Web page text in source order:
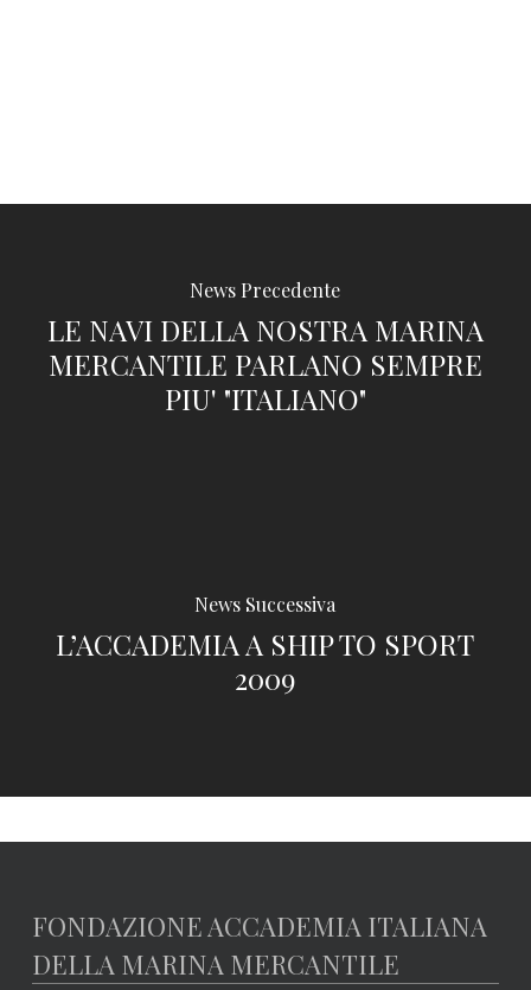
News Precedente
LE NAVI DELLA NOSTRA MARINA
MERCANTILE PARLANO SEMPRE
PIU' "ITALIANO"
News Successiva
L’ACCADEMIA A SHIP TO SPORT
2009
FONDAZIONE ACCADEMIA ITALIANA
DELLA MARINA MERCANTILE